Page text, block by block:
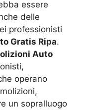
essere
delle
professionisti
Gratis Ripa.
Auto
operano
un sopralluogo